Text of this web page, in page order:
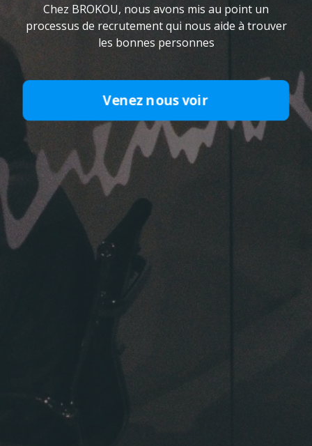
Chez BROKOU, nous avons mis au point un
processus de recrutement qui nous aide à trouver
les bonnes personnes